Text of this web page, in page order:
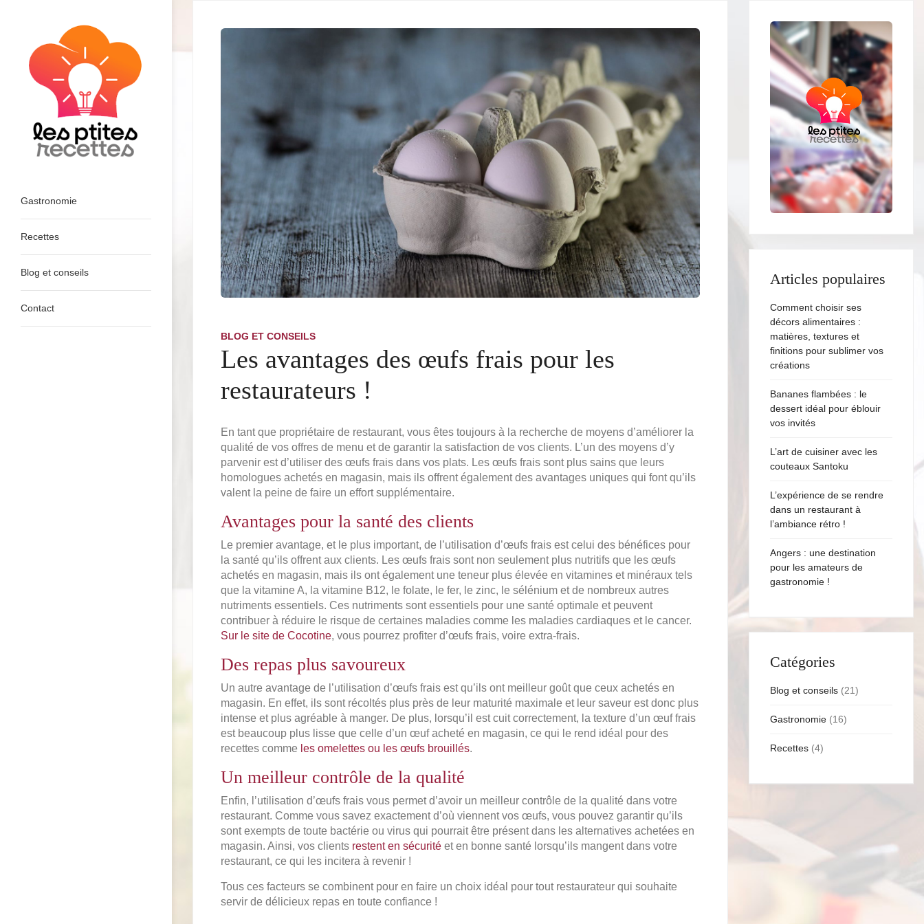
Gastronomie
Recettes
Blog et conseils
Contact
BLOG ET CONSEILS
Les avantages des œufs frais pour les
restaurateurs !
En tant que propriétaire de restaurant, vous êtes toujours à la recherche de moyens d’améliorer la
qualité de vos offres de menu et de garantir la satisfaction de vos clients. L’un des moyens d’y
parvenir est d’utiliser des œufs frais dans vos plats. Les œufs frais sont plus sains que leurs
homologues achetés en magasin, mais ils offrent également des avantages uniques qui font qu’ils
valent la peine de faire un effort supplémentaire.
Avantages pour la santé des clients
Le premier avantage, et le plus important, de l’utilisation d’œufs frais est celui des bénéfices pour
la santé qu’ils offrent aux clients. Les œufs frais sont non seulement plus nutritifs que les œufs
achetés en magasin, mais ils ont également une teneur plus élevée en vitamines et minéraux tels
que la vitamine A, la vitamine B12, le folate, le fer, le zinc, le sélénium et de nombreux autres
nutriments essentiels. Ces nutriments sont essentiels pour une santé optimale et peuvent
contribuer à réduire le risque de certaines maladies comme les maladies cardiaques et le cancer.
Sur le site de Cocotine, vous pourrez profiter d’œufs frais, voire extra-frais.
Des repas plus savoureux
Un autre avantage de l’utilisation d’œufs frais est qu’ils ont meilleur goût que ceux achetés en
magasin. En effet, ils sont récoltés plus près de leur maturité maximale et leur saveur est donc plus
intense et plus agréable à manger. De plus, lorsqu’il est cuit correctement, la texture d’un œuf frais
est beaucoup plus lisse que celle d’un œuf acheté en magasin, ce qui le rend idéal pour des
recettes comme les omelettes ou les œufs brouillés.
Un meilleur contrôle de la qualité
Enfin, l’utilisation d’œufs frais vous permet d’avoir un meilleur contrôle de la qualité dans votre
restaurant. Comme vous savez exactement d’où viennent vos œufs, vous pouvez garantir qu’ils
sont exempts de toute bactérie ou virus qui pourrait être présent dans les alternatives achetées en
magasin. Ainsi, vos clients restent en sécurité et en bonne santé lorsqu’ils mangent dans votre
restaurant, ce qui les incitera à revenir !
Tous ces facteurs se combinent pour en faire un choix idéal pour tout restaurateur qui souhaite
servir de délicieux repas en toute confiance !
Articles populaires
Comment choisir ses
décors alimentaires :
matières, textures et
finitions pour sublimer vos
créations
Bananes flambées : le
dessert idéal pour éblouir
vos invités
L’art de cuisiner avec les
couteaux Santoku
L’expérience de se rendre
dans un restaurant à
l’ambiance rétro !
Angers : une destination
pour les amateurs de
gastronomie !
Catégories
Blog et conseils (21)
Gastronomie (16)
Recettes (4)